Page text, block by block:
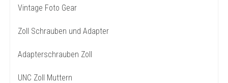
Vintage Foto Gear
Zoll Schrauben und Adapter
Adapterschrauben Zoll
UNC Zoll Muttern